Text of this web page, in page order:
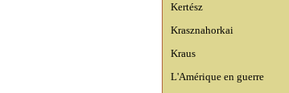
Kertész
Krasznahorkai
Kraus
L'Amérique en guerre